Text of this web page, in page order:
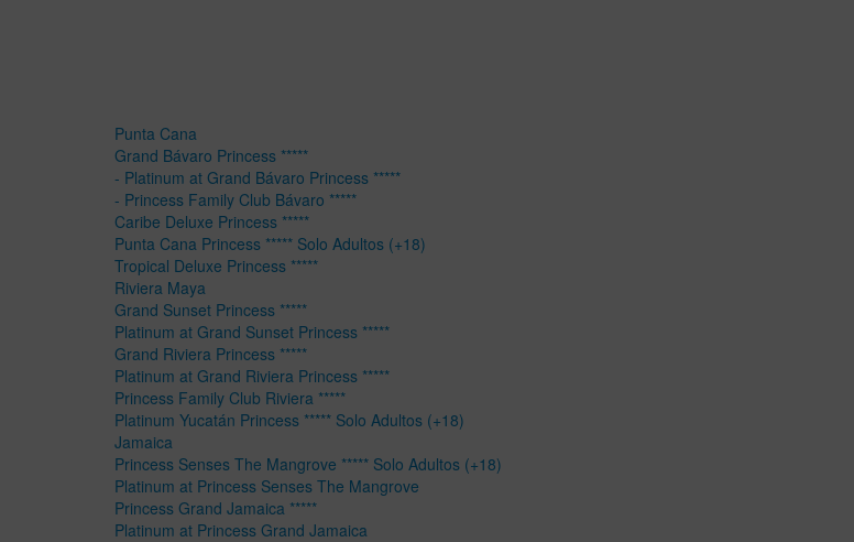
Punta Cana
Grand Bávaro Princess *****
- Platinum at Grand Bávaro Princess *****
- Princess Family Club Bávaro *****
Caribe Deluxe Princess *****
Punta Cana Princess ***** Solo Adultos (+18)
Tropical Deluxe Princess *****
Riviera Maya
Grand Sunset Princess *****
Platinum at Grand Sunset Princess *****
Grand Riviera Princess *****
Platinum at Grand Riviera Princess *****
Princess Family Club Riviera *****
Platinum Yucatán Princess ***** Solo Adultos (+18)
Jamaica
Princess Senses The Mangrove ***** Solo Adultos (+18)
Platinum at Princess Senses The Mangrove
Princess Grand Jamaica *****
Platinum at Princess Grand Jamaica